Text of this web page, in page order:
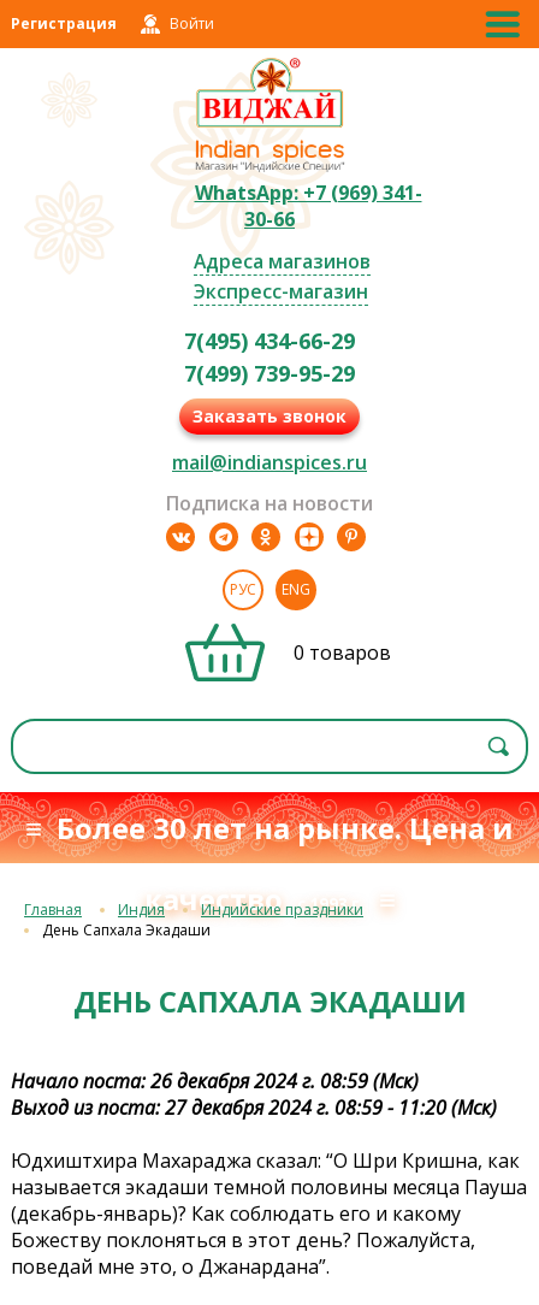
Регистрация Войти
WhatsApp: +7 (969) 341-
30-66
Адреса магазинов
Экспресс-магазин
7(495) 434-66-29
7(499) 739-95-29
Заказать звонок
mail@indianspices.ru
Подписка на новости
РУС ENG
0 товаров
≡ Более 30 лет на рынке. Цена и
качествос 1993 г. ≡
Главная Индия
Индийские праздники
День Сапхала Экадаши
ДЕНЬ САПХАЛА ЭКАДАШИ
Начало поста: 26 декабря 2024 г. 08:59 (Мск)
Выход из поста: 27 декабря 2024 г. 08:59 - 11:20 (Мск)
Юдхиштхира Махараджа сказал: “О Шри Кришна, как
называется экадаши темной половины месяца Пауша
(декабрь-январь)? Как соблюдать его и какому
Божеству поклоняться в этот день? Пожалуйста,
поведай мне это, о Джанардана”.